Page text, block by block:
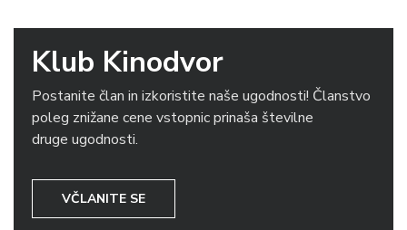
Klub Kinodvor
Postanite član in izkoristite naše ugodnosti! Članstvo
poleg znižane cene vstopnic prinaša številne
druge ugodnosti.
VČLANITE SE